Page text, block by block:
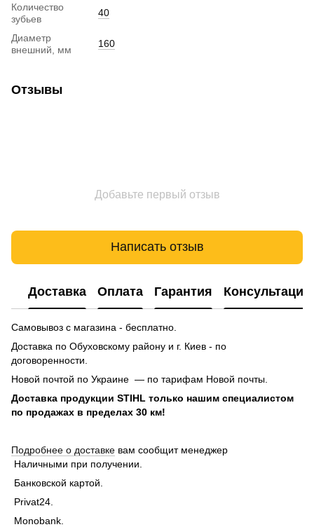
Количество
зубьев
40
Диаметр
внешний, мм
160
Отзывы
Добавьте первый отзыв
Написать отзыв
Доставка Оплата Гарантия Консультация
Самовывоз с магазина - бесплатно.
Доставка по Обуховскому району и г. Киев - по
договоренности.
Новой почтой по Украине — по тарифам Новой почты.
Доставка продукции STIHL только нашим специалистом
по продажах в пределах 30 км!
Подробнее о доставке вам сообщит менеджер
Наличными при получении.
Банковской картой.
Privat24.
Monobank.